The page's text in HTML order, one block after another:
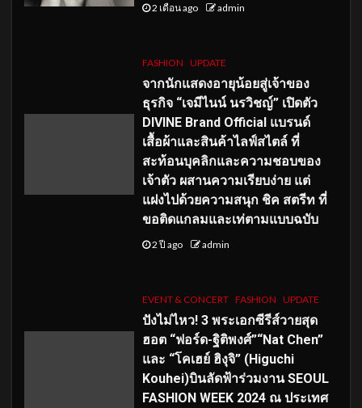
2 เดือน ago admin
FASHION UPDATE
จากนักแสดงอายุน้อยสู่เจ้าของ
ธุรกิจ “เจมีไนน์ นรวิชญ์” เปิดตัว
DIVINE Brand Official แบรนด์
เสื้อผ้าและสินค้าไลฟ์สไตล์ ที่
สะท้อนบุคลิกและความชอบของ
เจ้าตัว ผสานความเรียบง่าย แต่
แฝงไปด้วยความสนุก ชิค สตรีท ที่
ขอติดแกลมและเท่ตามแบบฉบับ
2 ปี ago admin
EVENT & CONCERT FASHION UPDATE
ปังไม่ไหว! 3 พระเอกซีรีส์วายสุด
ฮอต “ฟอร์ด-ฐิติพงศ์”“Nat Chen”
และ “โคเฮย์ ฮิงุจิ” (Higuchi
Kouhei)บินลัดฟ้าร่วมงาน SEOUL
FASHION WEEK 2024 ณ ประเทศ